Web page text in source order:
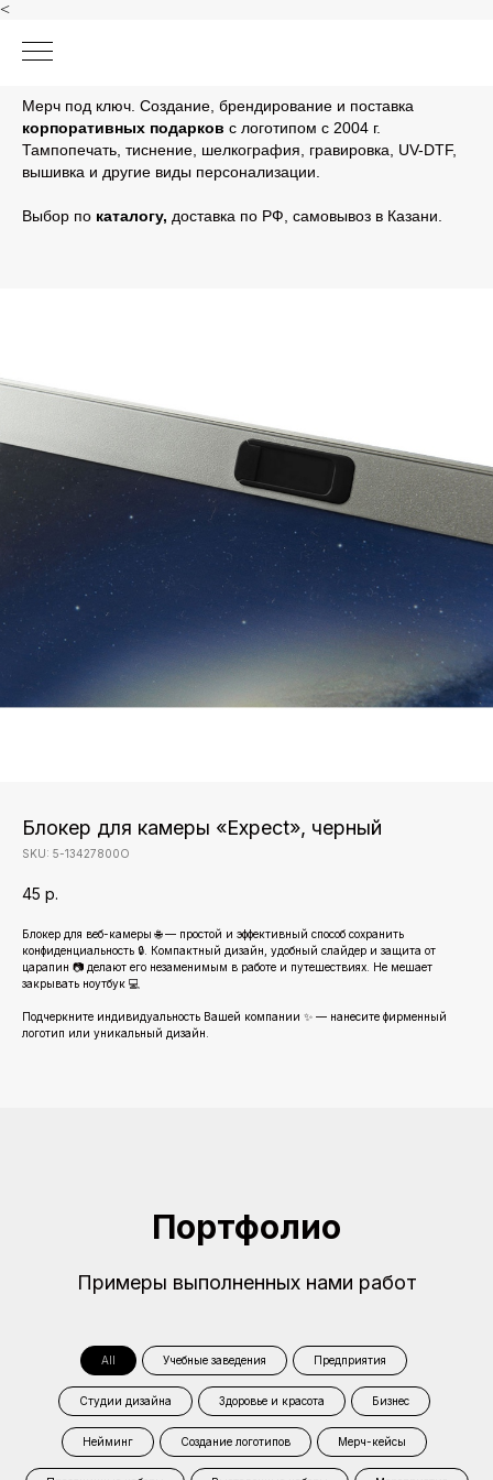
<
Мерч под ключ. Создание, брендирование и поставка
корпоративных подарков с логотипом с 2004 г.
Тампопечать, тиснение, шелкография, гравировка, UV-DTF,
вышивка и другие виды персонализации.
Выбор по каталогу, доставка по РФ, самовывоз в Казани.
Блокер для камеры «Expect», черный
SKU: 5-13427800О
45 р.
Блокер для веб-камеры 🌐 — простой и эффективный способ сохранить
конфиденциальность 🔒. Компактный дизайн, удобный слайдер и защита от
царапин 📷 делают его незаменимым в работе и путешествиях. Не мешает
закрывать ноутбук 💻
Подчеркните индивидуальность Вашей компании ✨ — нанесите фирменный
логотип или уникальный дизайн.
Портфолио
Примеры выполненных нами работ
All Учебные заведения Предприятия
Студии дизайна Здоровье и красота Бизнес
Нейминг Создание логотипов Мерч-кейсы